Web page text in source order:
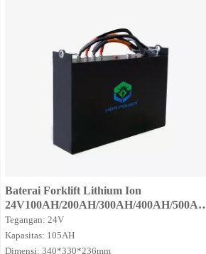
Baterai Forklift Lithium Ion
24V100AH/200AH/300AH/400AH/500AH
untuk Baterai E-Truck/Baterai E-Traction
Tegangan: 24V
Kapasitas: 105AH
Dimensi: 340*330*236mm